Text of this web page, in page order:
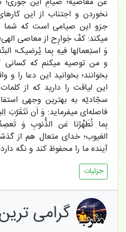
نخوردن و اجتناب از این
جزو این صیامی است که شما
میکند: کفّ جَوارِح از معاصی
وَ استِعمالِها فیهِ بِما یُرضیک؛
و من توصیه میکنم که کسانی
بخوانند؛ بخوانید این دعا را و
این لیاقت را دارید که از
سجّادیّه به بهترین وجهی
فاصله‌ای میفرماید: وَ اَن نَتَقَرَّبَ
بِما تُطَهِّرُنا عَن الذُّنوبِ وَ
العَیوب؛ خدای متعال هم از
آینده ما را محفوظ کند و نگه
جزئیات
گرامی